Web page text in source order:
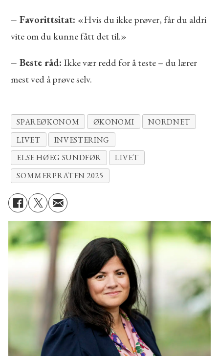
– Favorittsitat: «Hvis du ikke prøver, får du aldri
vite om du kunne fått det til.»
– Beste råd: Ikke vær redd for å teste – du lærer
mest ved å prøve selv.
SPAREØKONOM ØKONOMI
NORDNET
LIVET
INVESTERING
ELSE HØEG SUNDFØR
LIVET
SOMMERPRATEN 2025